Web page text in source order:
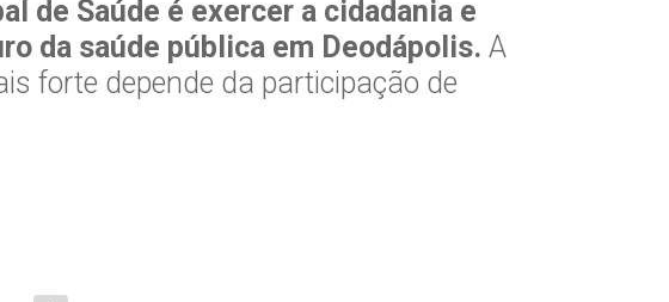
de Saúde é exercer a cidadania e
da saúde pública em Deodápolis. A
forte depende da participação de